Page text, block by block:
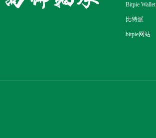
Bitpie Wallet
比特派
bitpie网站